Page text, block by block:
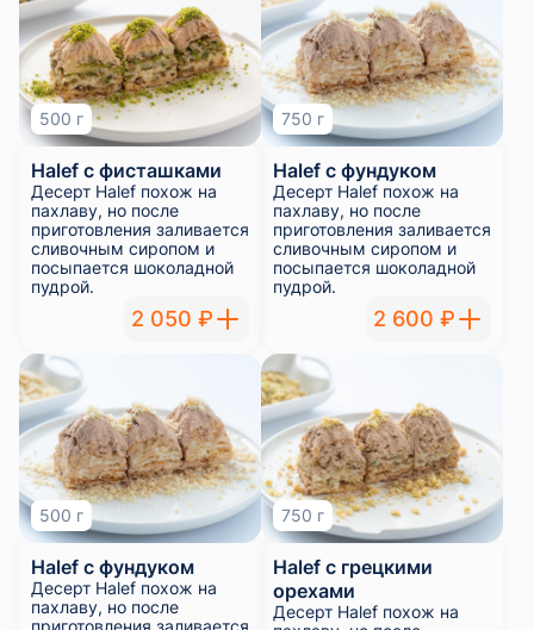
500 г
Halef с фисташками
Десерт Halef похож на
пахлаву, но после
приготовления заливается
сливочным сиропом и
посыпается шоколадной
пудрой.
2 050 ₽
750 г
Halef с фундуком
Десерт Halef похож на
пахлаву, но после
приготовления заливается
сливочным сиропом и
посыпается шоколадной
пудрой.
2 600 ₽
500 г
Halef с фундуком
Десерт Halef похож на
пахлаву, но после
приготовления заливается
750 г
Halef с грецкими
орехами
Десерт Halef похож на